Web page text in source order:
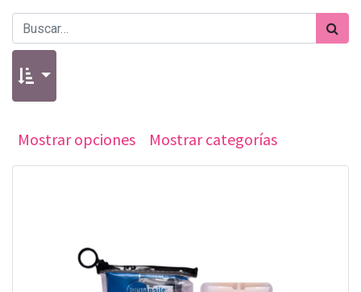
Mostrar opciones Mostrar categorías